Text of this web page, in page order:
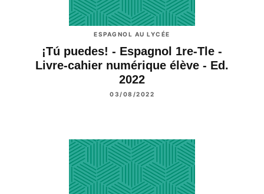
ESPAGNOL AU LYCÉE
¡Tú puedes! - Espagnol 1re-Tle -
Livre-cahier numérique élève - Ed.
2022
03/08/2022